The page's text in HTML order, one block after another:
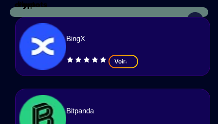
d'impots
crypto
BingX
Voir
Bitpanda